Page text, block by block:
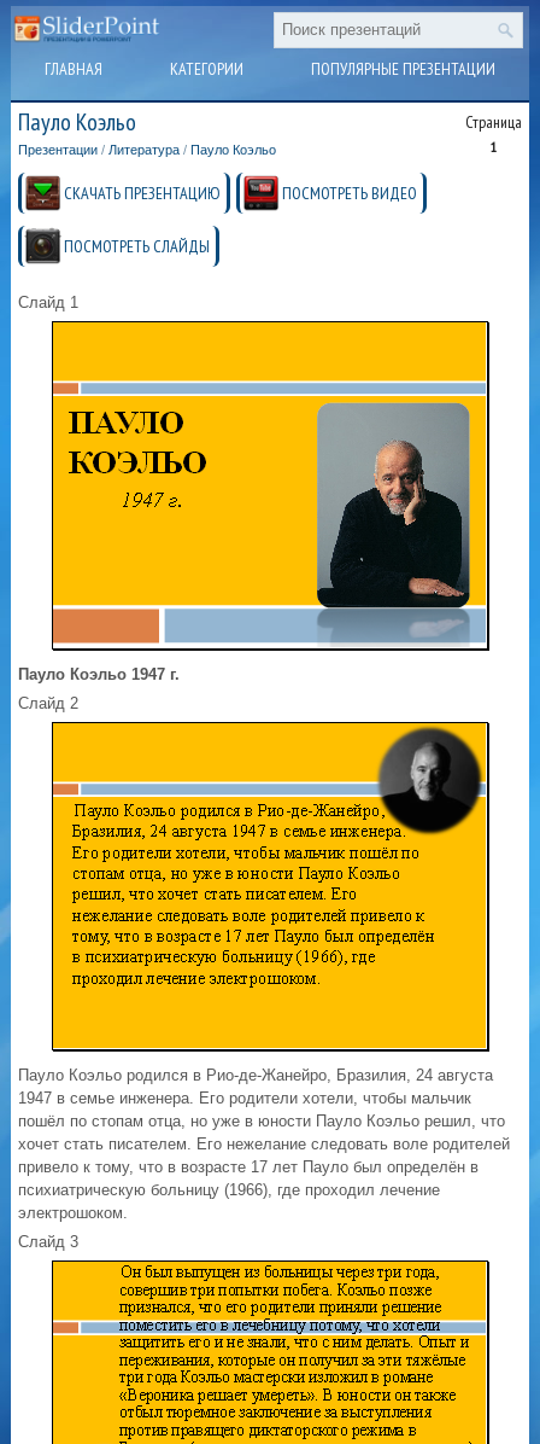
ГЛАВНАЯ КАТЕГОРИИ ПОПУЛЯРНЫЕ ПРЕЗЕНТАЦИИ
Пауло Коэльо Страница
1
Презентации /Литература / Пауло Коэльо
СКАЧАТЬ ПРЕЗЕНТАЦИЮ ПОСМОТРЕТЬ ВИДЕО
ПОСМОТРЕТЬ СЛАЙДЫ
Слайд 1
Пауло Коэльо 1947 г.
Слайд 2
Пауло Коэльо родился в Рио-де-Жанейро, Бразилия, 24 августа
1947 в семье инженера. Его родители хотели, чтобы мальчик
пошёл по стопам отца, но уже в юности Пауло Коэльо решил, что
хочет стать писателем. Его нежелание следовать воле родителей
привело к тому, что в возрасте 17 лет Пауло был определён в
психиатрическую больницу (1966), где проходил лечение
электрошоком.
Слайд 3